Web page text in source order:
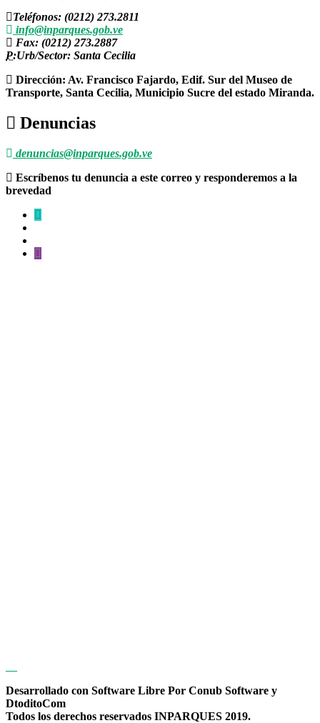
Teléfonos: (0212) 273.2811
info@inparques.gob.ve
Fax: (0212) 273.2887
P:Urb/Sector: Santa Cecilia
Dirección: Av. Francisco Fajardo, Edif. Sur del Museo de
Transporte, Santa Cecilia, Municipio Sucre del estado Miranda.
Denuncias
denuncias@inparques.gob.ve
Escríbenos tu denuncia a este correo y responderemos a la
brevedad
Desarrollado con Software Libre Por Conub Software y
DtoditoCom
Todos los derechos reservados INPARQUES 2019.